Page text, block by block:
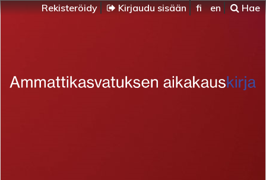
Rekisteröidy Kirjaudu sisään fi en Hae